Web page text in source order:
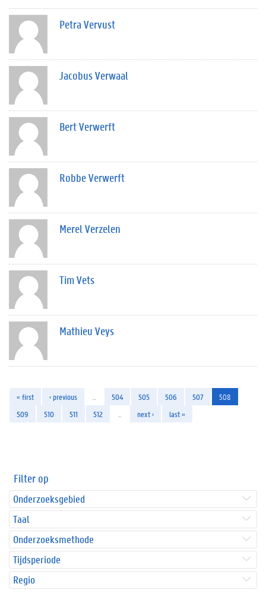
Petra Vervust
Jacobus Verwaal
Bert Verwerft
Robbe Verwerft
Merel Verzelen
Tim Vets
Mathieu Veys
« first ‹ previous 504 505 506 507
508
509
510 511 512 next › last »
Filter op
Onderzoeksgebied
Taal
Onderzoeksmethode
Tijdsperiode
Regio